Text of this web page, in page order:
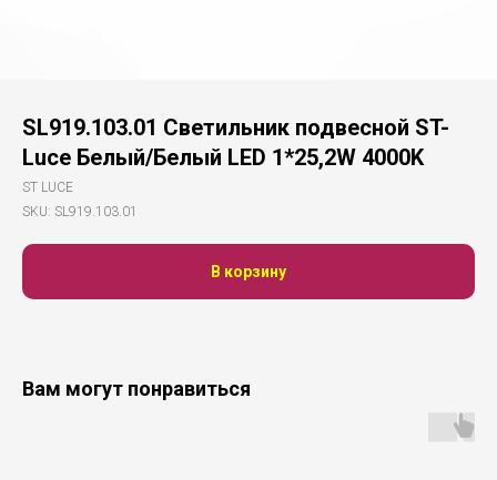
SL919.103.01 Светильник подвесной ST-
Luce Белый/Белый LED 1*25,2W 4000K
ST LUCE
SKU: SL919.103.01
В корзину
Вам могут понравиться